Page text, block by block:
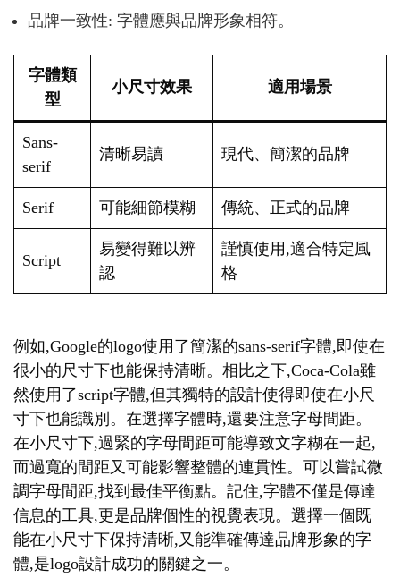
品牌一致性: 字體應與品牌形象相符。
字體類
型
小尺寸效果 適用場景
Sans-
serif
清晰易讀 現代、簡潔的品牌
Serif 可能細節模糊 傳統、正式的品牌
Script
易變得難以辨
認
謹慎使用,適合特定風
格
例如,Google的logo使用了簡潔的sans-serif字體,即使在
很小的尺寸下也能保持清晰。相比之下,Coca-Cola雖
然使用了script字體,但其獨特的設計使得即使在小尺
寸下也能識別。在選擇字體時,還要注意字母間距。
在小尺寸下,過緊的字母間距可能導致文字糊在一起,
而過寬的間距又可能影響整體的連貫性。可以嘗試微
調字母間距,找到最佳平衡點。記住,字體不僅是傳達
信息的工具,更是品牌個性的視覺表現。選擇一個既
能在小尺寸下保持清晰,又能準確傳達品牌形象的字
體,是logo設計成功的關鍵之一。